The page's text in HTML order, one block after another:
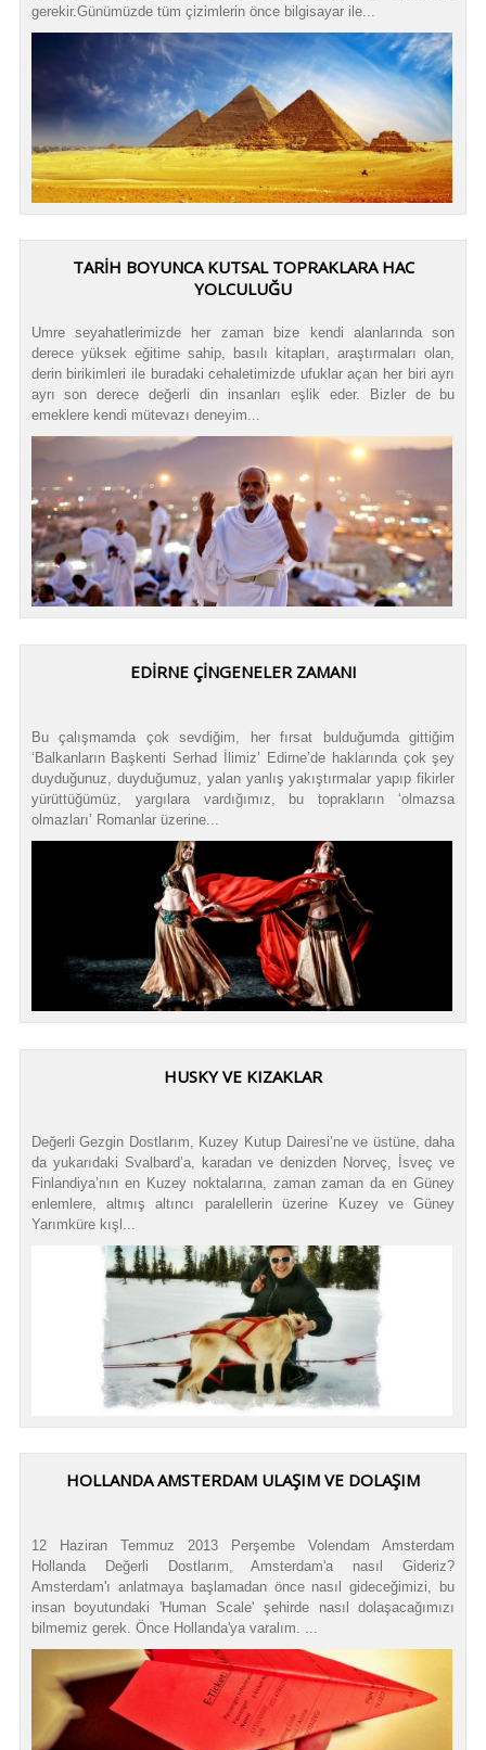
gerekir.Günümüzde tüm çizimlerin önce bilgisayar ile...
TARİH BOYUNCA KUTSAL TOPRAKLARA HAC
YOLCULUĞU
Umre seyahatlerimizde her zaman bize kendi alanlarında son
derece yüksek eğitime sahip, basılı kitapları, araştırmaları olan,
derin birikimleri ile buradaki cehaletimizde ufuklar açan her biri ayrı
ayrı son derece değerli din insanları eşlik eder. Bizler de bu
emeklere kendi mütevazı deneyim...
EDİRNE ÇİNGENELER ZAMANI
Bu çalışmamda çok sevdiğim, her fırsat bulduğumda gittiğim
‘Balkanların Başkenti Serhad İlimiz’ Edirne’de haklarında çok şey
duyduğunuz, duyduğumuz, yalan yanlış yakıştırmalar yapıp fikirler
yürüttüğümüz, yargılara vardığımız, bu toprakların ‘olmazsa
olmazları’ Romanlar üzerine...
HUSKY VE KIZAKLAR
Değerli Gezgin Dostlarım, Kuzey Kutup Dairesi’ne ve üstüne, daha
da yukarıdaki Svalbard’a, karadan ve denizden Norveç, İsveç ve
Finlandiya’nın en Kuzey noktalarına, zaman zaman da en Güney
enlemlere, altmış altıncı paralellerin üzerine Kuzey ve Güney
Yarımküre kışl...
HOLLANDA AMSTERDAM ULAŞIM VE DOLAŞIM
12 Haziran Temmuz 2013 Perşembe Volendam Amsterdam
Hollanda Değerli Dostlarım, Amsterdam'a nasıl Gideriz?
Amsterdam'ı anlatmaya başlamadan önce nasıl gideceğimizi, bu
insan boyutundaki 'Human Scale' şehirde nasıl dolaşacağımızı
bilmemiz gerek. Önce Hollanda'ya varalım. ...